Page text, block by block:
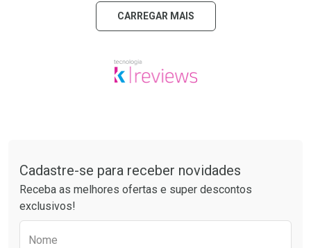
CARREGAR MAIS
Cadastre-se para receber novidades
Receba as melhores ofertas e super descontos
exclusivos!
Nome